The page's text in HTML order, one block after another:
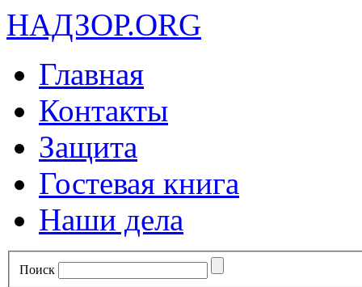
НАДЗОР.ORG
Главная
Контакты
Защита
Гостевая книга
Наши дела
Поиск